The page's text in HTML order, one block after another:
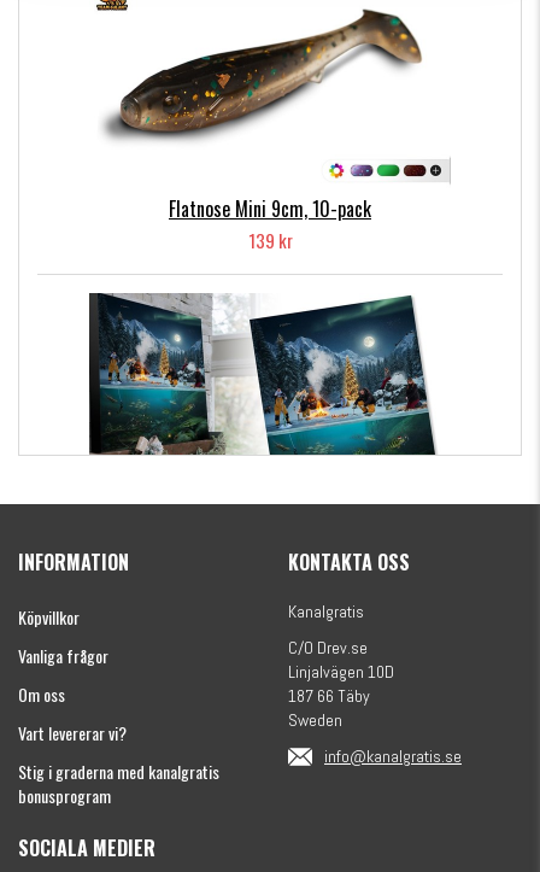
Flatnose Mini 9cm, 10-pack
139 kr
(julkalender)
INFORMATION
Köpvillkor
Vanliga frågor
Om oss
Vart levererar vi?
Stig i graderna med kanalgratis
bonusprogram
KONTAKTA OSS
Kanalgratis
C/O Drev.se
Linjalvägen 10D
187 66 Täby
Sweden
info@kanalgratis.se
SOCIALA MEDIER